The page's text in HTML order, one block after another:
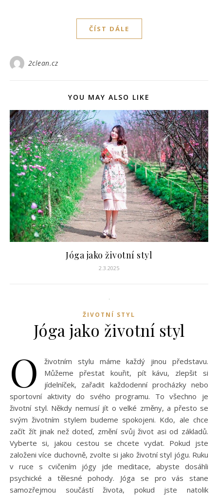
ČÍST DÁLE
2clean.cz
YOU MAY ALSO LIKE
Jóga jako životní styl
2.3.2025
ŽIVOTNÍ STYL
Jóga jako životní styl
O
životním stylu máme každý jinou představu.
Můžeme přestat kouřit, pít kávu, zlepšit si
jídelníček, zařadit každodenní procházky nebo
sportovní aktivity do svého programu. To všechno je
životní styl. Někdy nemusí jít o velké změny, a přesto se
svým životním stylem budeme spokojeni. Kdo, ale chce
začít žít jinak než doteď, změní svůj život asi od základů.
Vyberte si, jakou cestou se chcete vydat. Pokud jste
založeni více duchovně, zvolte si jako životní styl jógu. Ruku
v ruce s cvičením jógy jde meditace, abyste dosáhli
psychické a tělesné pohody. Jóga se pro vás stane
samozřejmou součástí života, pokud jste natolik